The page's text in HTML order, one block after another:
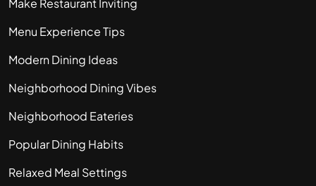
Menu Experience Tips
Modern Dining Ideas
Neighborhood Dining Vibes
Neighborhood Eateries
Popular Dining Habits
Relaxed Meal Settings